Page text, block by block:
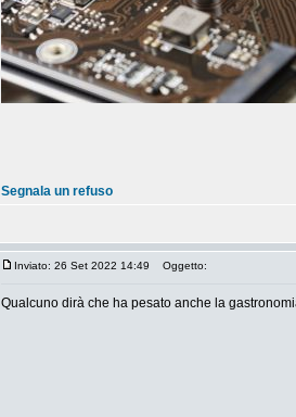
Segnala un refuso
Inviato: 26 Set 2022 14:49 Oggetto:
Qualcuno dirà che ha pesato anche la